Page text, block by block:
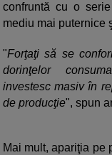
confruntă cu o
mediu mai puternice
"Forţaţi să se
dorinţelor
investesc masiv în
de producţie", spun
Mai mult, apariţia pe